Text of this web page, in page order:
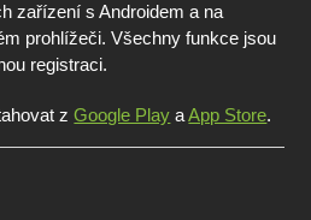
zařízení s Androidem a na
prohlížeči. Všechny funkce jsou
registraci.
zGoogle Play aApp Store.